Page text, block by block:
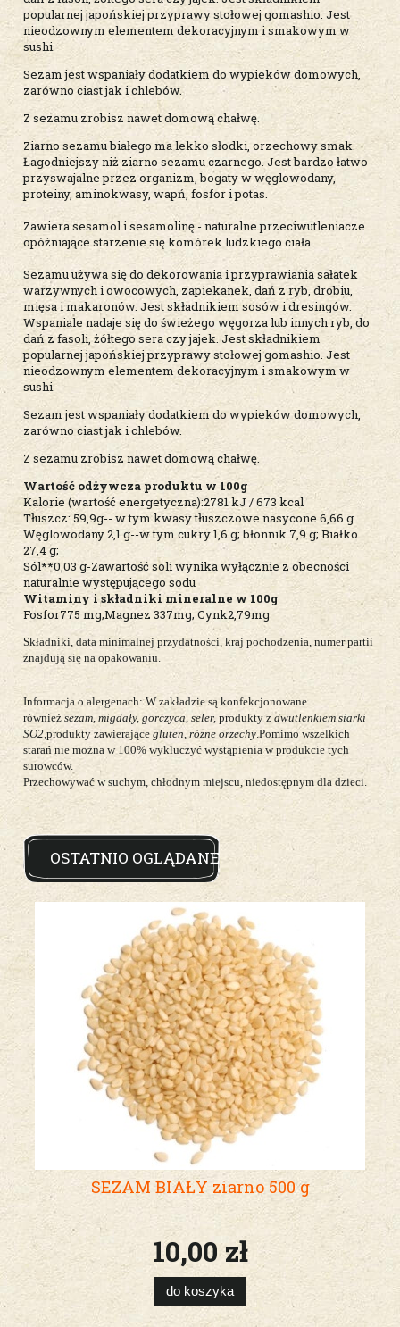
popularnej japońskiej przyprawy stołowej gomashio. Jest
nieodzownym elementem dekoracyjnym i smakowym w
sushi.
Sezam jest wspaniały dodatkiem do wypieków domowych,
zarówno ciast jak i chlebów.
Z sezamu zrobisz nawet domową chałwę.
Ziarno sezamu białego ma lekko słodki, orzechowy smak.
Łagodniejszy niż ziarno sezamu czarnego. Jest bardzo łatwo
przyswajalne przez organizm, bogaty w węglowodany,
proteiny, aminokwasy, wapń, fosfor i potas.
Zawiera sesamol i sesamolinę - naturalne przeciwutleniacze
opóźniające starzenie się komórek ludzkiego ciała.
Sezamu używa się do dekorowania i przyprawiania sałatek
warzywnych i owocowych, zapiekanek, dań z ryb, drobiu,
mięsa i makaronów. Jest składnikiem sosów i dresingów.
Wspaniale nadaje się do świeżego węgorza lub innych ryb, do
dań z fasoli, żółtego sera czy jajek. Jest składnikiem
popularnej japońskiej przyprawy stołowej gomashio. Jest
nieodzownym elementem dekoracyjnym i smakowym w
sushi.
Sezam jest wspaniały dodatkiem do wypieków domowych,
zarówno ciast jak i chlebów.
Z sezamu zrobisz nawet domową chałwę.
Wartość odżywcza produktu w 100g
Kalorie (wartość energetyczna):2781 kJ / 673 kcal
Tłuszcz: 59,9g-- w tym kwasy tłuszczowe nasycone 6,66 g
Węglowodany 2,1 g--w tym cukry 1,6 g; błonnik 7,9 g; Białko
27,4 g;
Sól**0,03 g-Zawartość soli wynika wyłącznie z obecności
naturalnie występującego sodu
Witaminy i składniki mineralne w 100g
Fosfor775 mg;Magnez 337mg; Cynk2,79mg
Składniki, data minimalnej przydatności, kraj pochodzenia, numer partii
znajdują się na opakowaniu.
Informacja o alergenach: W zakładzie są konfekcjonowane
również sezam, migdały, gorczyca, seler, produkty zdwutlenkiem siarki
SO2,produkty zawierające gluten, różne orzechy.Pomimo wszelkich
starań nie można w 100% wykluczyć wystąpienia w produkcie tych
surowców.
Przechowywać w suchym, chłodnym miejscu, niedostępnym dla dzieci.
OSTATNIO OGLĄDANE
SEZAM BIAŁY ziarno 500 g
10,00 zł
do koszyka